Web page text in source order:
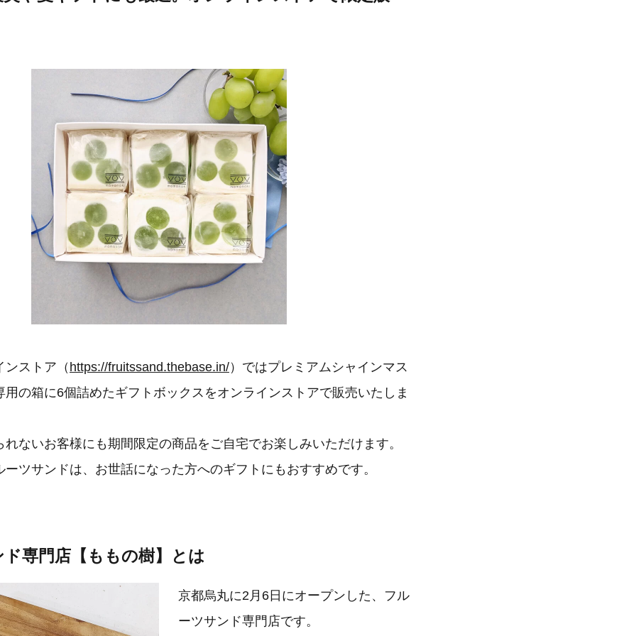
ンストア（ https://fruitssand.thebase.in/）ではプレミアムシャインマス
用の箱に6個詰めたギフトボックスをオンラインストアで販売いたしま
ないお客様にも期間限定の商品をご自宅でお楽しみいただけます。
ツサンドは、お世話になった方へのギフトにもおすすめです。
専門店【ももの樹】とは
​京都烏丸に2月6日にオープンした、フル
ーツサンド専門店です。